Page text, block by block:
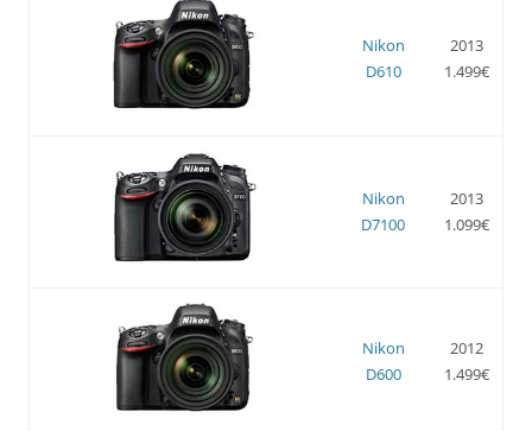
Nikon
D610
2013
1.499€
Nikon
D7100
2013
1.099€
Nikon
D600
2012
1.499€